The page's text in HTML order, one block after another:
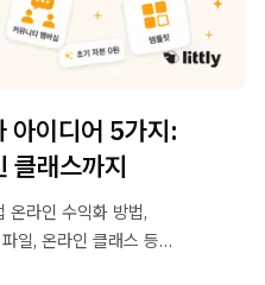
아이디어 5가지:
클래스까지
온라인 수익화 방법,
일, 온라인 클래스 등